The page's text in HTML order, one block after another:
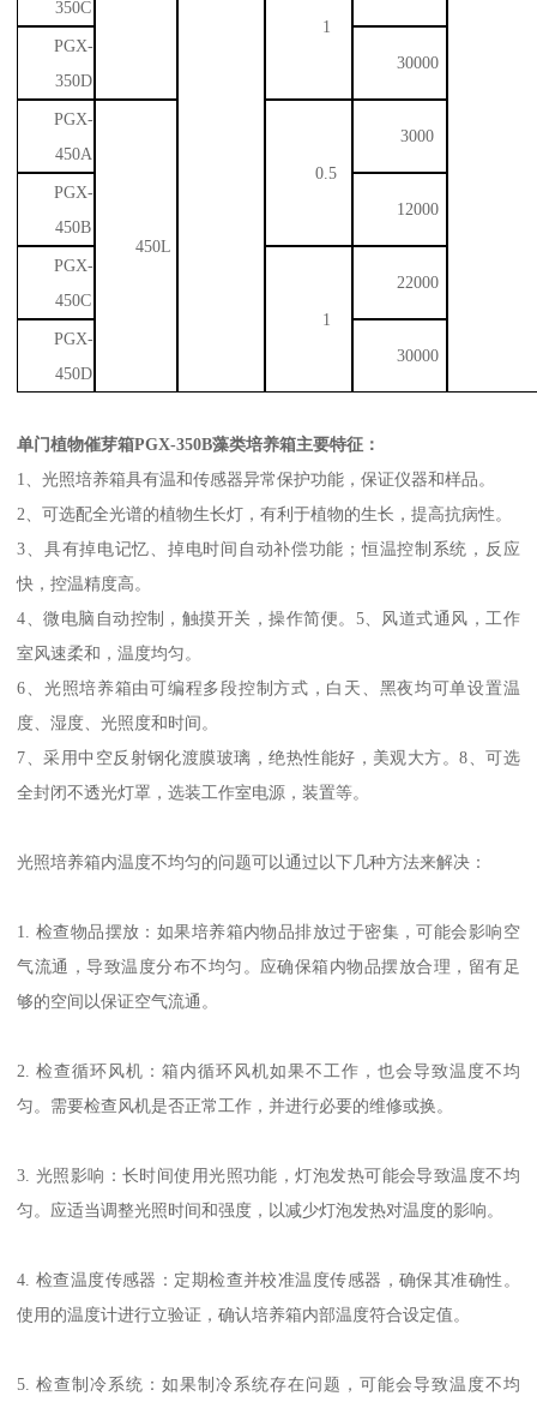
350C
1
PGX-
350D
30000
PGX-
450A
450L
0.5
3000
PGX-
450B
12000
PGX-
450C
1
22000
PGX-
450D
30000
单门植物催芽箱PGX-350B藻类培养箱主要特征：
1、光照培养箱具有温和传感器异常保护功能，保证仪器和样品。
2、可选配全光谱的植物生长灯，有利于植物的生长，提高抗病性。
3、具有掉电记忆、掉电时间自动补偿功能；恒温控制系统，反应
快，控温精度高。
4、微电脑自动控制，触摸开关，操作简便。5、风道式通风，工作
室风速柔和，温度均匀。
6、光照培养箱由可编程多段控制方式，白天、黑夜均可单设置温
度、湿度、光照度和时间。
7、采用中空反射钢化渡膜玻璃，绝热性能好，美观大方。8、可选
全封闭不透光灯罩，选装工作室电源，装置等。
光照培养箱内温度不均匀的问题可以通过以下几种方法来解决：
1. 检查物品摆放：如果培养箱内物品排放过于密集，可能会影响空
气流通，导致温度分布不均匀。应确保箱内物品摆放合理，留有足
够的空间以保证空气流通。
2. 检查循环风机：箱内循环风机如果不工作，也会导致温度不均
匀。需要检查风机是否正常工作，并进行必要的维修或换。
3. 光照影响：长时间使用光照功能，灯泡发热可能会导致温度不均
匀。应适当调整光照时间和强度，以减少灯泡发热对温度的影响。
4. 检查温度传感器：定期检查并校准温度传感器，确保其准确性。
使用的温度计进行立验证，确认培养箱内部温度符合设定值。
5. 检查制冷系统：如果制冷系统存在问题，可能会导致温度不均